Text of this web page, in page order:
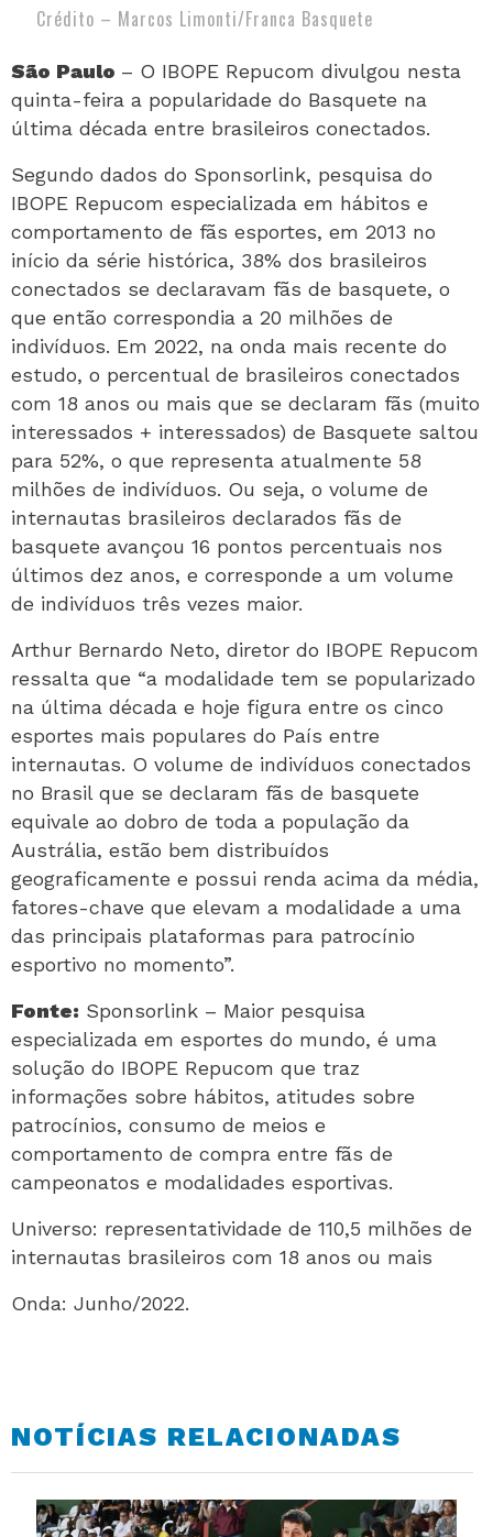
Crédito – Marcos Limonti/Franca Basquete
São Paulo – O IBOPE Repucom divulgou nesta
quinta-feira a popularidade do Basquete na
última década entre brasileiros conectados.
Segundo dados do Sponsorlink, pesquisa do
IBOPE Repucom especializada em hábitos e
comportamento de fãs esportes, em 2013 no
início da série histórica, 38% dos brasileiros
conectados se declaravam fãs de basquete, o
que então correspondia a 20 milhões de
indivíduos. Em 2022, na onda mais recente do
estudo, o percentual de brasileiros conectados
com 18 anos ou mais que se declaram fãs (muito
interessados + interessados) de Basquete saltou
para 52%, o que representa atualmente 58
milhões de indivíduos. Ou seja, o volume de
internautas brasileiros declarados fãs de
basquete avançou 16 pontos percentuais nos
últimos dez anos, e corresponde a um volume
de indivíduos três vezes maior.
Arthur Bernardo Neto, diretor do IBOPE Repucom
ressalta que “a modalidade tem se popularizado
na última década e hoje figura entre os cinco
esportes mais populares do País entre
internautas. O volume de indivíduos conectados
no Brasil que se declaram fãs de basquete
equivale ao dobro de toda a população da
Austrália, estão bem distribuídos
geograficamente e possui renda acima da média,
fatores-chave que elevam a modalidade a uma
das principais plataformas para patrocínio
esportivo no momento”.
Fonte: Sponsorlink – Maior pesquisa
especializada em esportes do mundo, é uma
solução do IBOPE Repucom que traz
informações sobre hábitos, atitudes sobre
patrocínios, consumo de meios e
comportamento de compra entre fãs de
campeonatos e modalidades esportivas.
Universo: representatividade de 110,5 milhões de
internautas brasileiros com 18 anos ou mais
Onda: Junho/2022.
NOTÍCIAS RELACIONADAS